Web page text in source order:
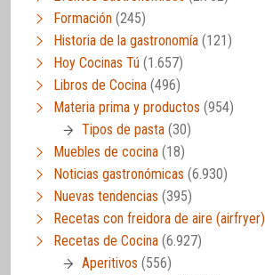
Formación (245)
Historia de la gastronomía (121)
Hoy Cocinas Tú (1.657)
Libros de Cocina (496)
Materia prima y productos (954)
Tipos de pasta (30)
Muebles de cocina (18)
Noticias gastronómicas (6.930)
Nuevas tendencias (395)
Recetas con freidora de aire (airfryer)
Recetas de Cocina (6.927)
Aperitivos (556)